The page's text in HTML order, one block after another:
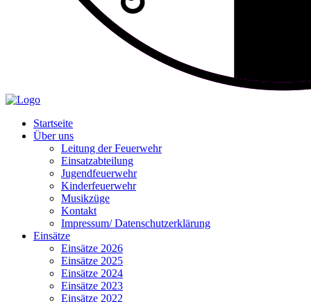
Startseite
Über uns
Leitung der Feuerwehr
Einsatzabteilung
Jugendfeuerwehr
Kinderfeuerwehr
Musikzüge
Kontakt
Impressum/ Datenschutzerklärung
Einsätze
Einsätze 2026
Einsätze 2025
Einsätze 2024
Einsätze 2023
Einsätze 2022